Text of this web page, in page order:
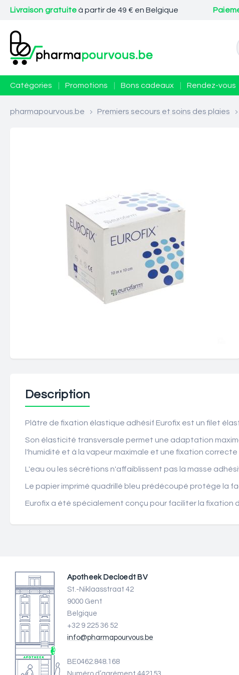
Livraison gratuiteà partir de 49 € en Belgique
Catégories Promotions Bons cadeaux Rendez-vous
pharmapourvous.be > Premiers secours et soins des plaies >
Description
Plâtre de fixation élastique adhésif Eurofix est un filet
Son élasticité transversale permet une adaptation
l'humidité et à la vapeur maximale et une fixation correcte
L'eau ou les sécrétions n'affaiblissent pas la masse
Le papier imprimé quadrillé bleu prédécoupé protège la
Eurofix a été spécialement conçu pour faciliter la fixation
Apotheek Decloedt BV
St.-Niklaasstraat 42
9000 Gent
Belgique
+32 9 225 36 52
info@pharmapourvous.be
BE0462.848.168